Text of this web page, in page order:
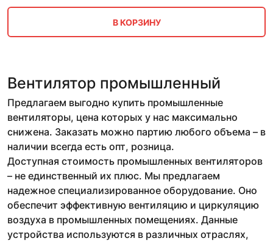
В КОРЗИНУ
Вентилятор промышленный
Предлагаем выгодно купить промышленные
вентиляторы, цена которых у нас максимально
снижена. Заказать можно партию любого объема – в
наличии всегда есть опт, розница.
Доступная стоимость промышленных вентиляторов
– не единственный их плюс. Мы предлагаем
надежное специализированное оборудование. Оно
обеспечит эффективную вентиляцию и циркуляцию
воздуха в промышленных помещениях. Данные
устройства используются в различных отраслях,